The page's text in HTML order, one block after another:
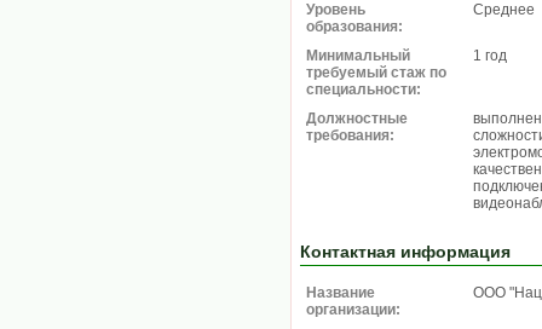
Уровень
образования:
Среднее
Минимальный
требуемый стаж по
специальности:
1 год
Должностные
требования:
Контактная информация
Название
организации:
ООО